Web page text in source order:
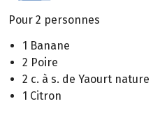
Pour 2 personnes
1 Banane
2 Poire
2 c. à s. de Yaourt nature
1 Citron